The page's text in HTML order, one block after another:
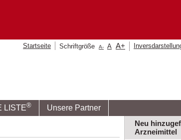
LISTE® Unsere Partner
Startseite Schriftgröße A- A A+
Neu
Arzneimittel